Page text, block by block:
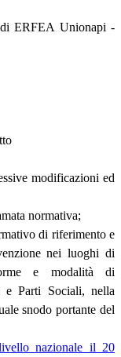
di ERFEA Unionapi -
modificazioni ed
normativa;
di riferimento e
nei luoghi di
e modalità di
e Parti Sociali, nella
snodo portante del
nazionale il 20